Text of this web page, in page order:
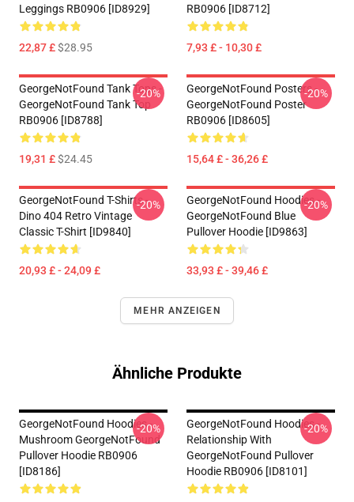
Leggings RB0906 [ID8929]
22,87 £$28.95
RB0906 [ID8712]
7,93 £ - 10,30 £
GeorgeNotFound Tank Tops -
GeorgeNotFound Tank Top
RB0906 [ID8788]
19,31 £$24.45
-20%
GeorgeNotFound Posters -
GeorgeNotFound Poster
RB0906 [ID8605]
15,64 £ - 36,26 £
-20%
GeorgeNotFound T-Shirts -
Dino 404 Retro Vintage
Classic T-Shirt [ID9840]
20,93 £ - 24,09 £
-20%
GeorgeNotFound Hoodies -
GeorgeNotFound Blue
Pullover Hoodie [ID9863]
33,93 £ - 39,46 £
-20%
MEHR ANZEIGEN
Ähnliche Produkte
GeorgeNotFound Hoodies -
Mushroom GeorgeNotFound
Pullover Hoodie RB0906
[ID8186]
-20%
GeorgeNotFound Hoodies -
Relationship With
GeorgeNotFound Pullover
Hoodie RB0906 [ID8101]
-20%